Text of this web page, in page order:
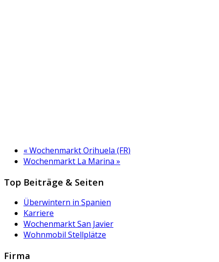
«Wochenmarkt Orihuela (FR)
Wochenmarkt La Marina »
Top Beiträge & Seiten
Überwintern in Spanien
Karriere
Wochenmarkt San Javier
Wohnmobil Stellplätze
Firma